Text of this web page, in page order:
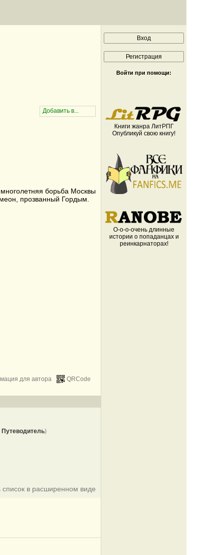
борьба Москвы
прозванный Гордым.
QRCode
для автора
Путеводитель)
список в расширенном виде
Войти при помощи:
Книги жанра ЛитРПГ
Опубликуй свою книгу!
О-о-о-очень длинные
истории о попаданцах и
реинкарнаторах!